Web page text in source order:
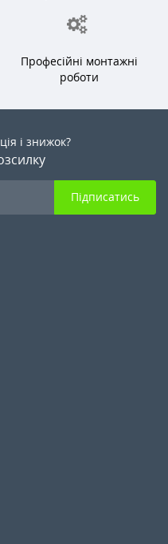
Професійні монтажні
роботи
і знижок?
Підписатись